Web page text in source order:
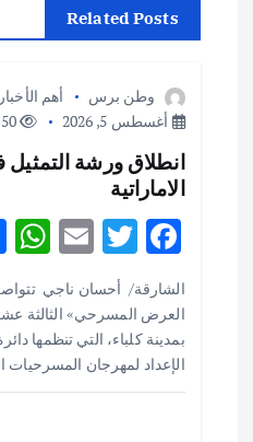
ت
Related Posts
وطن برس أهم الأخبار
أغسطس 5, 2026
50 views
انطلاق ورشة التمثيل
الاماراتية
F
ac
e
b
o
T
w
it
te
r
E
ai
l
s
الشارقة/ أحسان ناجي
العرض المسرحي» الثالثة
بمدينة كلباء، التي تنظمها
الإعداد لمهرجان المسرحيات